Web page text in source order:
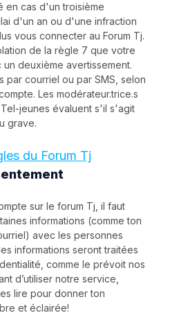
en cas d'un troisième
d'un an ou d'une infraction
vous connecter au Forum Tj.
de la règle 7 que votre
deuxième avertissement.
par courriel ou par SMS, selon
Les modérateur.trice.s
jeunes évaluent s'il s'agit
grave.
du Forum Tj
sur le forum Tj, il faut
informations (comme ton
avec les personnes
informations seront traitées
comme le prévoit nos
d’utiliser notre service,
lire pour donner ton
et éclairée!